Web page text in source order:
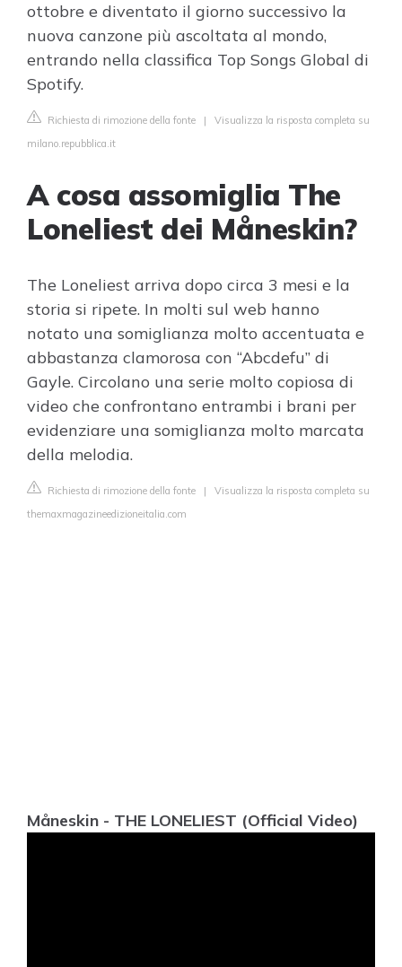
ottobre e diventato il giorno successivo la
nuova canzone più ascoltata al mondo,
entrando nella classifica Top Songs Global di
Spotify.
Richiesta di rimozione della fonte | Visualizza la risposta completa su
milano.repubblica.it
A cosa assomiglia The
Loneliest dei Måneskin?
The Loneliest arriva dopo circa 3 mesi e la
storia si ripete. In molti sul web hanno
notato una somiglianza molto accentuata e
abbastanza clamorosa con “Abcdefu” di
Gayle. Circolano una serie molto copiosa di
video che confrontano entrambi i brani per
evidenziare una somiglianza molto marcata
della melodia.
Richiesta di rimozione della fonte | Visualizza la risposta completa su
themaxmagazineedizioneitalia.com
Måneskin - THE LONELIEST (Official Video)